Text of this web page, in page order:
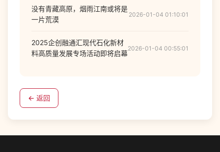
没有青藏高原，烟雨江南或将是
一片荒漠
2026-01-04 01:10:01
2025企创融通汇现代石化新材
料高质量发展专场活动即将启幕
2026-01-04 00:55:01
← 返回